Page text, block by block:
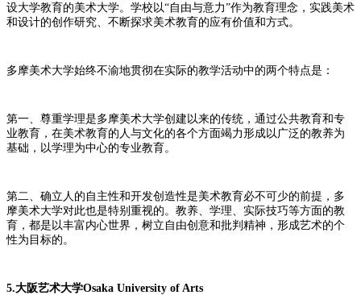
设大学教育的美术大学。学校以“自由与意力”作为教育理念，实践美术
和设计的创作研究、不断探求美术教育的应有价值和方式。
多摩美术大学始终不渝地贯彻在实际的教学活动中的两个特点是：
第一、尊重学理是多摩美术大学创建以来的传统，通过公共教育和专
业教育，在美术教育的人与文化的各个方面竭力形成以广泛的教养为
基础，以学理为中心的专业教育。
第二、确立人的自主性和开发创造性是美术教育必不可少的前提，多
摩美术大学对此也是特别重视的。教养、学理、实际技巧等方面的教
育，都是以丰富内心世界，树立自由创意和批判精神，形成艺术的个
性为目标的。
5.大阪艺术大学Osaka University of Arts